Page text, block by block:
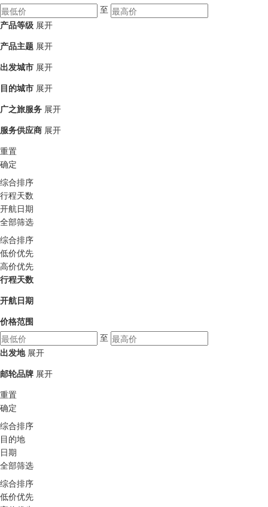
至
产品等级 展开
产品主题 展开
出发城市 展开
目的城市 展开
广之旅服务 展开
服务供应商 展开
重置
确定
综合排序
行程天数
开航日期
全部筛选
综合排序
低价优先
高价优先
行程天数
开航日期
价格范围
至
出发地 展开
邮轮品牌 展开
重置
确定
综合排序
目的地
日期
全部筛选
综合排序
低价优先